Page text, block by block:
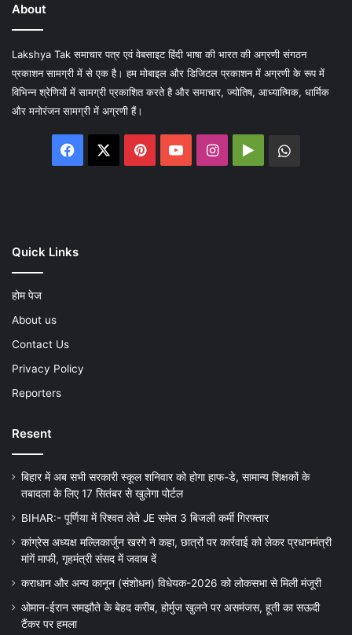
About
Lakshya Tak समाचार पत्र एवं वेबसाइट हिंदी भाषा की भारत की अग्रणी संगठन
प्रकाशन सामग्री में से एक है। हम मोबाइल और डिजिटल प्रकाशन में अग्रणी के रूप में
विभिन्न श्रेणियों में सामग्री प्रकाशित करते है और समाचार, ज्योतिष, आध्यात्मिक, धार्मिक
और मनोरंजन सामग्री में अग्रणी हैं।
Facebook PinterestYouTubeInstagram
Google
Quick Links
होम पेज
About us
Contact Us
Privacy Policy
Reporters
Resent
बिहार में अब सभी सरकारी स्कूल शनिवार को होगा हाफ-डे, सामान्य शिक्षकों के
तबादला के लिए 17 सितंबर से खुलेगा पोर्टल
BIHAR:- पूर्णिया में रिश्वत लेते JE समेत 3 बिजली कर्मी गिरफ्तार
कांग्रेस अध्यक्ष मल्लिकार्जुन खरगे ने कहा, छात्रों पर कार्रवाई को लेकर प्रधानमंत्री
मांगें माफी, गृहमंत्री संसद में जवाब दें
कराधान और अन्य कानून (संशोधन) विधेयक-2026 को लोकसभा से मिली मंजूरी
ओमान-ईरान समझौते के बेहद करीब, होर्मुज खुलने पर असमंजस, हूती का सऊदी
टैंकर पर हमला